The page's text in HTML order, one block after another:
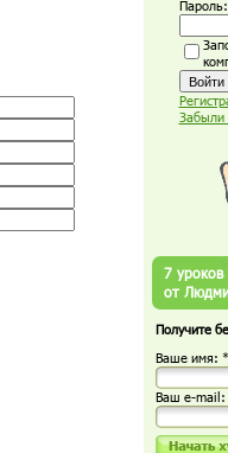
Пароль:
Забыли
7 уроков
от
Получите
Ваше имя: *
Ваш е-